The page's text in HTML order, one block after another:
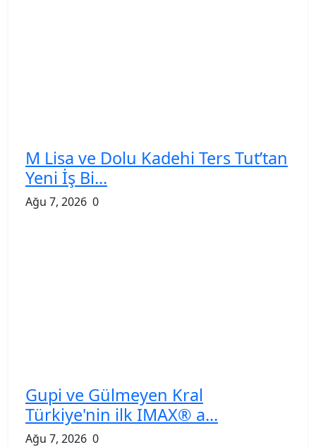
M Lisa ve Dolu Kadehi Ters Tut’tan
Yeni İş Bi...
Ağu 7, 2026 0
Gupi ve Gülmeyen Kral
Türkiye'nin ilk IMAX® a...
Ağu 7, 2026 0